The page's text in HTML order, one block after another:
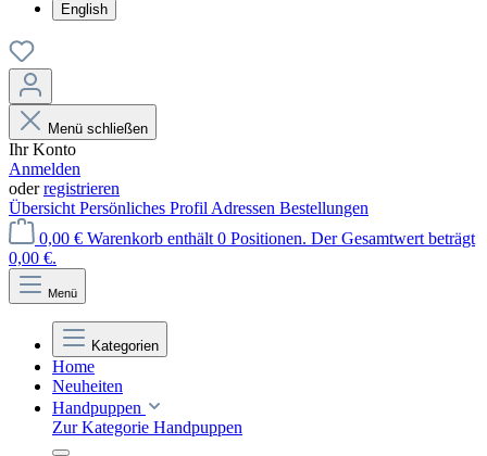
English
Menü schließen
Ihr Konto
Anmelden
oderregistrieren
Übersicht Persönliches Profil Adressen Bestellungen
0,00 € Warenkorb enthält 0 Positionen. Der Gesamtwert beträgt
0,00 €.
Menü
Kategorien
Home
Neuheiten
Handpuppen
Zur Kategorie Handpuppen